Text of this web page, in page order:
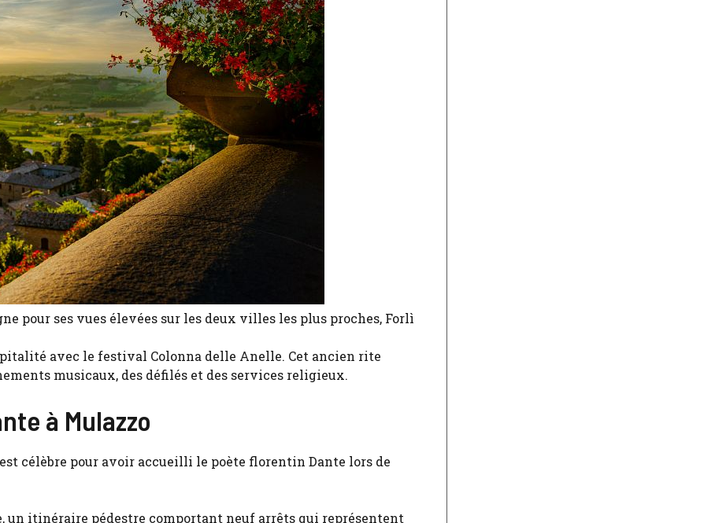
pour ses vues élevées sur les deux villes les plus proches, Forlì
avec le festival Colonna delle Anelle. Cet ancien rite
musicaux, des défilés et des services religieux.
à Mulazzo
célèbre pour avoir accueilli le poète florentin Dante lors de
un itinéraire pédestre comportant neuf arrêts qui représentent